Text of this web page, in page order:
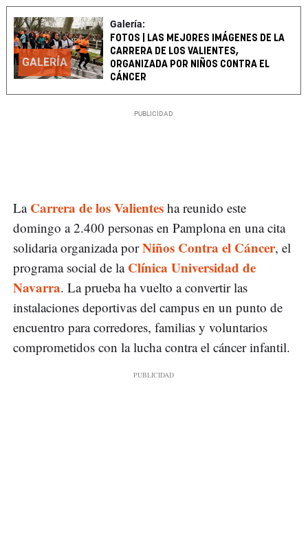
GALERÍA
Galería:
FOTOS | LAS MEJORES IMÁGENES DE LA
CARRERA DE LOS VALIENTES,
ORGANIZADA POR NIÑOS CONTRA EL
CÁNCER
La Carrera de los Valientes ha reunido este
domingo a 2.400 personas en Pamplona en una cita
solidaria organizada porNiños Contra el Cáncer, el
programa social de la Clínica Universidad de
Navarra. La prueba ha vuelto a convertir las
instalaciones deportivas del campus en un punto de
encuentro para corredores, familias y voluntarios
comprometidos con la lucha contra el cáncer infantil.